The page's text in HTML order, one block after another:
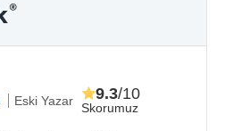
Eski Yazar Skorumuz
9.3/10